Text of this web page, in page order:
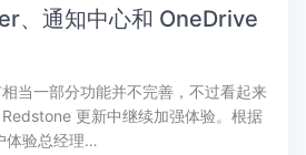
、通知中心和 OneDrive
当一部分功能并不完善，不过看起来
更新中继续加强体验。根据
体验总经理…